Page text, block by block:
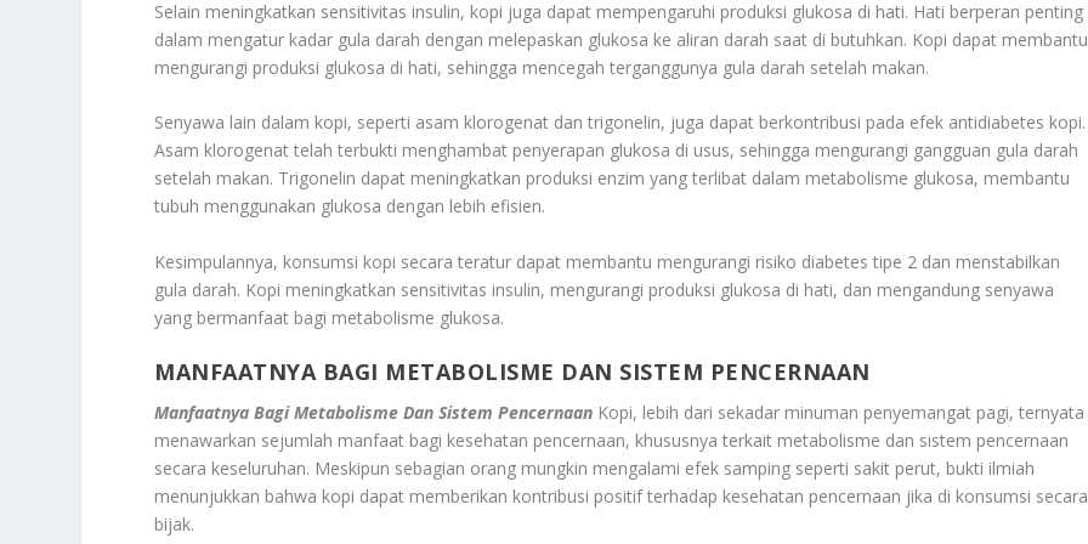
Selain meningkatkan sensitivitas insulin, kopi juga dapat mempengaruhi produksi glukosa di hati. Hati berperan penting
dalam mengatur kadar gula darah dengan melepaskan glukosa ke aliran darah saat di butuhkan. Kopi dapat membantu
mengurangi produksi glukosa di hati, sehingga mencegah terganggunya gula darah setelah makan.
Senyawa lain dalam kopi, seperti asam klorogenat dan trigonelin, juga dapat berkontribusi pada efek antidiabetes kopi.
Asam klorogenat telah terbukti menghambat penyerapan glukosa di usus, sehingga mengurangi gangguan gula darah
setelah makan. Trigonelin dapat meningkatkan produksi enzim yang terlibat dalam metabolisme glukosa, membantu
tubuh menggunakan glukosa dengan lebih efisien.
Kesimpulannya, konsumsi kopi secara teratur dapat membantu mengurangi risiko diabetes tipe 2 dan menstabilkan
gula darah. Kopi meningkatkan sensitivitas insulin, mengurangi produksi glukosa di hati, dan mengandung senyawa
yang bermanfaat bagi metabolisme glukosa.
MANFAATNYA BAGI METABOLISME DAN SISTEM PENCERNAAN
Manfaatnya Bagi Metabolisme Dan Sistem Pencernaan Kopi, lebih dari sekadar minuman penyemangat pagi, ternyata
menawarkan sejumlah manfaat bagi kesehatan pencernaan, khususnya terkait metabolisme dan sistem pencernaan
secara keseluruhan. Meskipun sebagian orang mungkin mengalami efek samping seperti sakit perut, bukti ilmiah
menunjukkan bahwa kopi dapat memberikan kontribusi positif terhadap kesehatan pencernaan jika di konsumsi secara
bijak.